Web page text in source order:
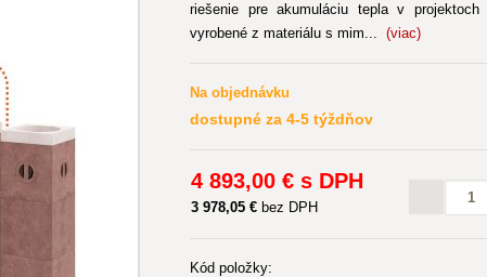
riešenie pre akumuláciu tepla v
vyrobené z materiálu s mim... (viac)
Na objednávku
dostupné za 4-5 týždňov
4 893,00 € s DPH
3 978,05 € bez DPH
Kód položky: